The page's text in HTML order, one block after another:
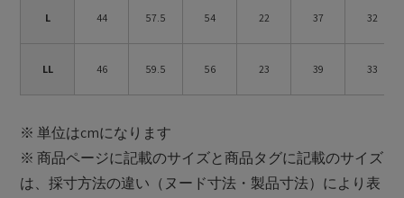
L 44 57.5 54 22 37 32
LL 46 59.5 56 23 39 33
※ 単位はcmになります
※ 商品ページに記載のサイズと商品タグに記載のサイズ
は、採寸方法の違い（ヌード寸法・製品寸法）により表